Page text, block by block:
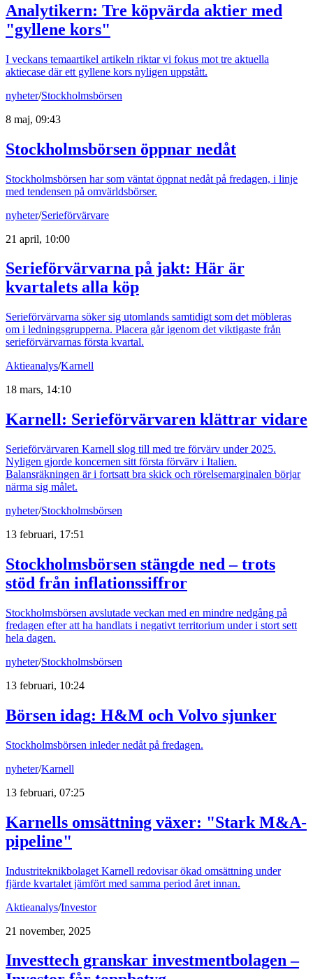
Analytikern: Tre köpvärda aktier med
"gyllene kors"
I veckans temaartikel artikeln riktar vi fokus mot tre aktuella
aktiecase där ett gyllene kors nyligen uppstått.
nyheter/Stockholmsbörsen
8 maj, 09:43
Stockholmsbörsen öppnar nedåt
Stockholmsbörsen har som väntat öppnat nedåt på fredagen, i linje
med tendensen på omvärldsbörser.
nyheter/Serieförvärvare
21 april, 10:00
Serieförvärvarna på jakt: Här är
kvartalets alla köp
Serieförvärvarna söker sig utomlands samtidigt som det möbleras
om i ledningsgrupperna. Placera går igenom det viktigaste från
serieförvärvarnas första kvartal.
Aktieanalys/Karnell
18 mars, 14:10
Karnell: Serieförvärvaren klättrar vidare
Serieförvärvaren Karnell slog till med tre förvärv under 2025.
Nyligen gjorde koncernen sitt första förvärv i Italien.
Balansräkningen är i fortsatt bra skick och rörelsemarginalen börjar
närma sig målet.
nyheter/Stockholmsbörsen
13 februari, 17:51
Stockholmsbörsen stängde ned – trots
stöd från inflationssiffror
Stockholmsbörsen avslutade veckan med en mindre nedgång på
fredagen efter att ha handlats i negativt territorium under i stort sett
hela dagen.
nyheter/Stockholmsbörsen
13 februari, 10:24
Börsen idag: H&M och Volvo sjunker
Stockholmsbörsen inleder nedåt på fredagen.
nyheter/Karnell
13 februari, 07:25
Karnells omsättning växer: "Stark M&A-
pipeline"
Industriteknikbolaget Karnell redovisar ökad omsättning under
fjärde kvartalet jämfört med samma period året innan.
Aktieanalys/Investor
21 november, 2025
Investtech granskar investmentbolagen –